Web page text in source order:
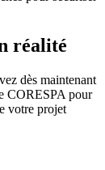
réalité
dès maintenant
CORESPA pour
votre projet